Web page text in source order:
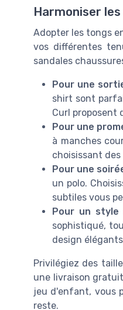
Harmoniser
Adopter les tongs
vos différentes
sandales
Pour une
shirt sont
Curl proposent
Pour une
à manches
choisissant
Pour une
un polo.
subtiles vous
Pour un style
sophistiqué,
design
Privilégiez des
une livraison
jeu d'enfant, vous
reste.